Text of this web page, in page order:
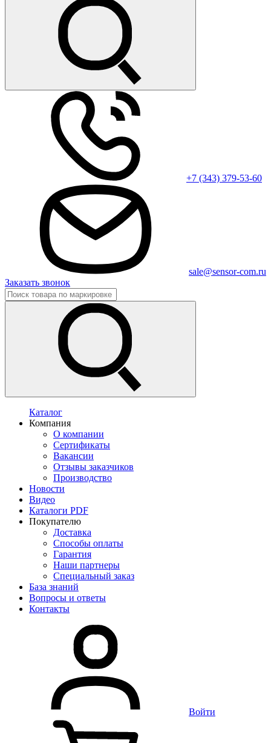
+7 (343) 379-53-60
sale@sensor-com.ru
Заказать звонок
Каталог
Компания
О компании
Сертификаты
Вакансии
Отзывы заказчиков
Производство
Новости
Видео
Каталоги PDF
Покупателю
Доставка
Способы оплаты
Гарантия
Наши партнеры
Специальный заказ
База знаний
Вопросы и ответы
Контакты
Войти